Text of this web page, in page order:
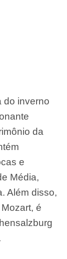
do inverno
da
e
Média,
Além disso,
é